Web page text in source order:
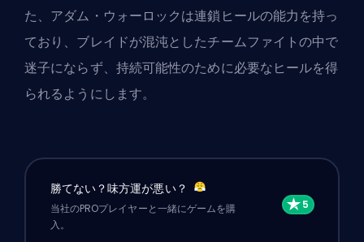
た、アダム・ウォーロックは連鎖ヒールの能力を持っ
ており、ブレイドが混沌としたチームファイトの中で
迷子にならず、持続可能性のために必要なヒールを得
られるようにします。
勝てない？味方運が悪い？
当社のPROプレイヤーと一緒にゲームを購
入。